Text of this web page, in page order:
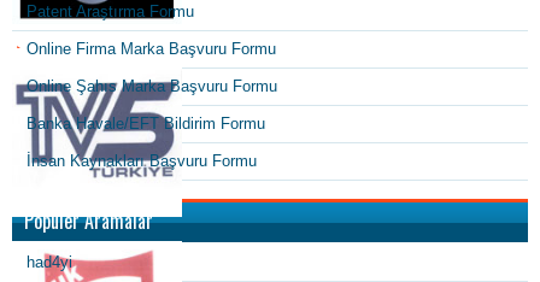
Patent Araştırma Formu
Online Firma Marka Başvuru Formu
Online Şahıs Marka Başvuru Formu
Banka Havale/EFT Bildirim Formu
İnsan Kaynakları Başvuru Formu
Popüler Aramalar
had4yi